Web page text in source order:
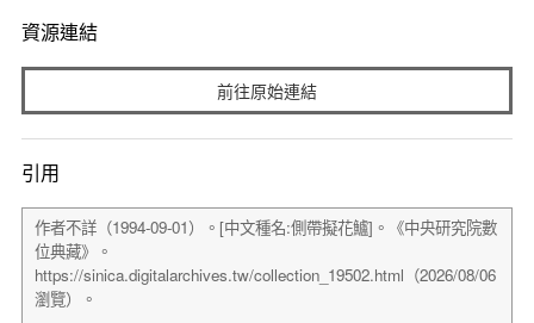
資源連結
前往原始連結
引用